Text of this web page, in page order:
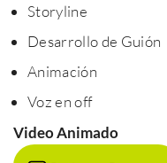
Storyline
Desarrollo de Guión
Animación
Voz en off
Video Animado